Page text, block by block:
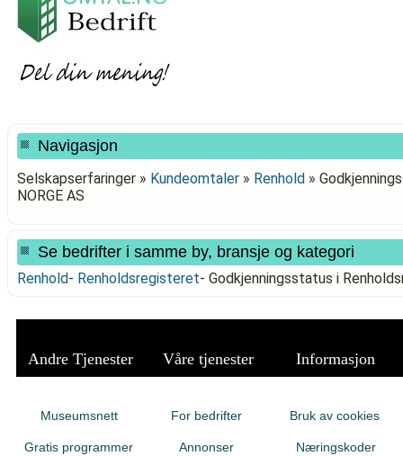
Navigasjon
Selskapserfaringer » Kundeomtaler » Renhold »
NORGE AS
Se bedrifter i samme by, bransje og kategori
Renhold- Renholdsregisteret- Godkjenningsstatus i
Andre Tjenester Våre tjenester Informasjon
Museumsnett
Gratis programmer
For bedrifter
Annonser
Bruk av cookies
Næringskoder